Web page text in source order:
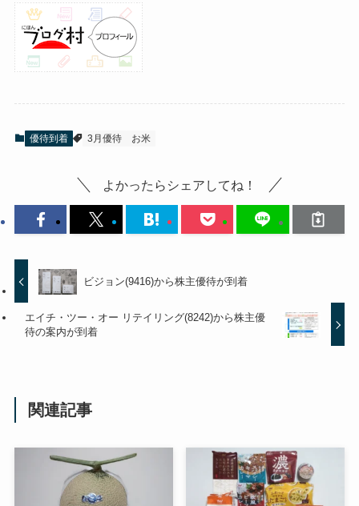
優待到着 3月優待 お米
よかったらシェアしてね！
ビジョン(9416)から株主優待が到着
エイチ・ツー・オー リテイリング(8242)から株主優
待の案内が到着
関連記事